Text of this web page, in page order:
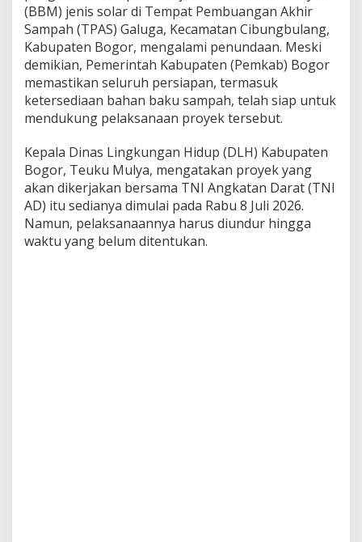
(BBM) jenis solar di Tempat Pembuangan Akhir
Sampah (TPAS) Galuga, Kecamatan Cibungbulang,
Kabupaten Bogor, mengalami penundaan. Meski
demikian, Pemerintah Kabupaten (Pemkab) Bogor
memastikan seluruh persiapan, termasuk
ketersediaan bahan baku sampah, telah siap untuk
mendukung pelaksanaan proyek tersebut.
Kepala Dinas Lingkungan Hidup (DLH) Kabupaten
Bogor, Teuku Mulya, mengatakan proyek yang
akan dikerjakan bersama TNI Angkatan Darat (TNI
AD) itu sedianya dimulai pada Rabu 8 Juli 2026.
Namun, pelaksanaannya harus diundur hingga
waktu yang belum ditentukan.